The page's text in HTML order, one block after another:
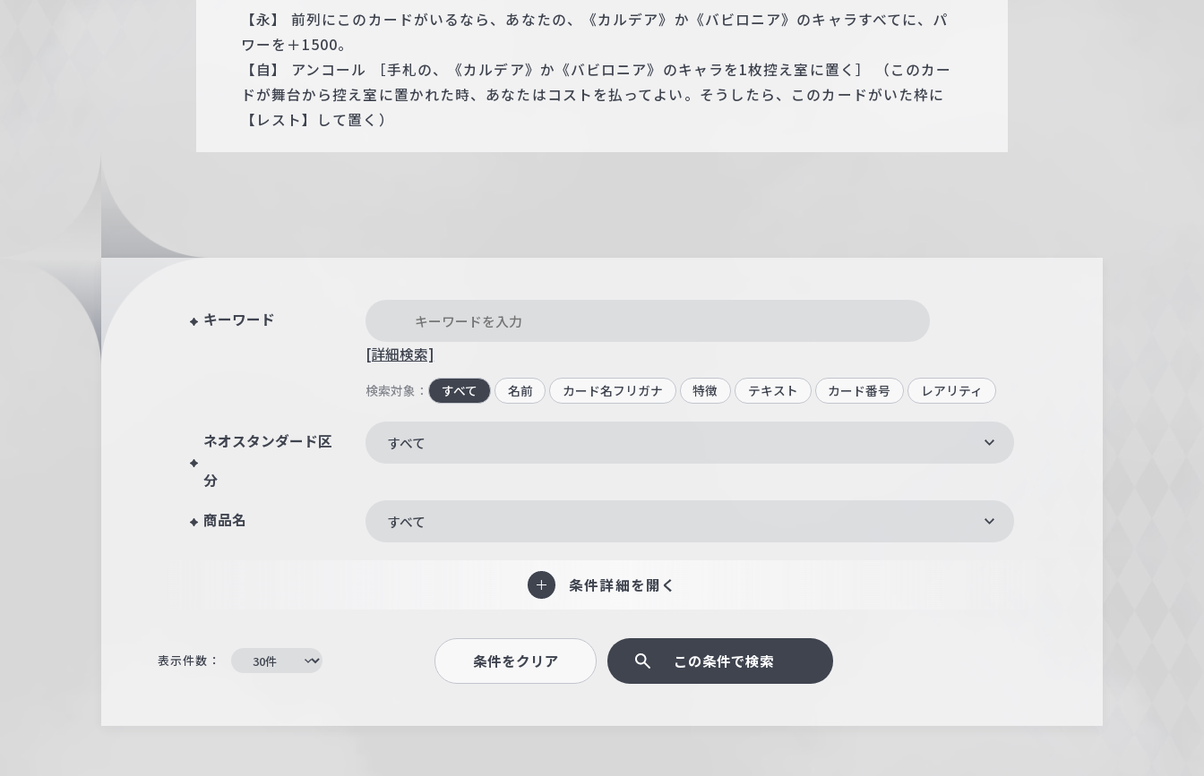
【永】 前列にこのカードがいるなら、あなたの、《カルデア》か《バビロニア》のキャラすべてに、パ
ワーを＋1500。
【自】 アンコール ［手札の、《カルデア》か《バビロニア》のキャラを1枚控え室に置く］ （このカー
ドが舞台から控え室に置かれた時、あなたはコストを払ってよい。そうしたら、このカードがいた枠に
【レスト】して置く）
キーワード
[詳細検索]
検索対象： すべて 名前 カード名フリガナ 特徴 テキスト カード番号 レアリティ
ネオスタンダード区
分
すべて
商品名 すべて
条件詳細を開く
表示件数： 条件をクリア この条件で検索